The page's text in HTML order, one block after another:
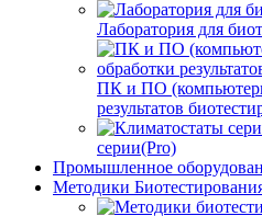
Лаборатория для
ПК и ПО
результатов
серии(Pro)
Промышленное
Методики